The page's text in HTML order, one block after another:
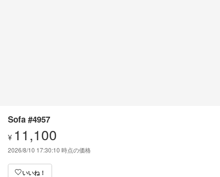
Sofa #4957
¥ 11,100
2026/8/10 17:30:10 時点の価格
いいね！